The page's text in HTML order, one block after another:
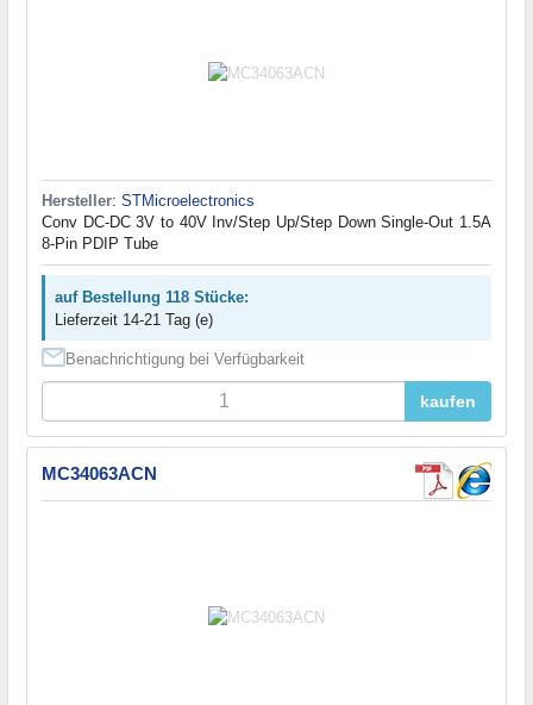
Hersteller: STMicroelectronics
Conv DC-DC 3V to 40V Inv/Step Up/Step Down Single-Out 1.5A
8-Pin PDIP Tube
auf Bestellung 118 Stücke:
Lieferzeit 14-21 Tag (e)
Benachrichtigung bei Verfügbarkeit
kaufen
MC34063ACN